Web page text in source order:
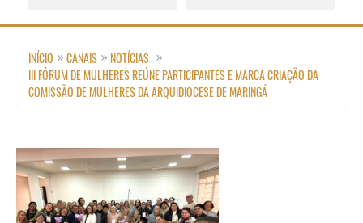
INÍCIO CANAIS
NOTÍCIAS
III FÓRUM DE MULHERES REÚNE PARTICIPANTES E MARCA CRIAÇÃO DA
COMISSÃO DE MULHERES DA ARQUIDIOCESE DE MARINGÁ